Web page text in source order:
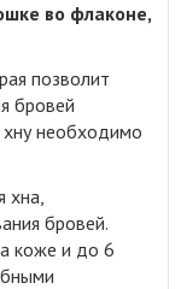
во флаконе,
позволит
бровей
хну необходимо
хна,
бровей.
коже и до 6